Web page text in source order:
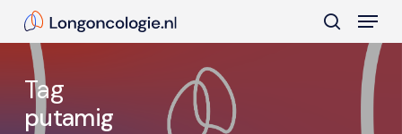
content
search
Menu
Tag
putamig
Close
Menu